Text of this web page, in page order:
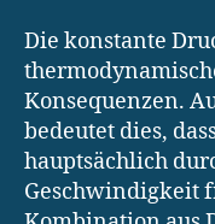
Die konstante
Konsequenzen.
bedeutet dies,
hauptsächlich
Geschwindigkeit